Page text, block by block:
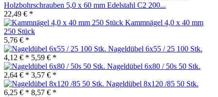
Holzbohrschrauben 5,0 x 60 mm Edelstahl C2 200...
22,49 € *
Kammnägel 4,0 x 40 mm
250 Stück
5,76 € *
Nageldübel 6x55 / 25 100 Stk.
4,12 € * 5,59 € *
Nageldübel 6x80 / 50s 50 Stk.
2,64 € * 3,57 € *
Nageldübel 8x120 /85 50 Stk.
6,25 € * 8,57 € *